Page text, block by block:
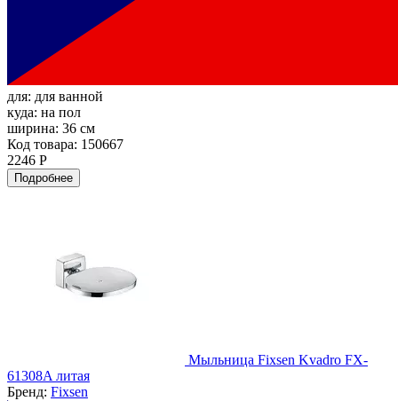
для: для ванной
куда: на пол
ширина: 36 см
Код товара: 150667
2246 Р
Подробнее
Мыльница Fixsen Kvadro FX-
61308A литая
Бренд: Fixsen